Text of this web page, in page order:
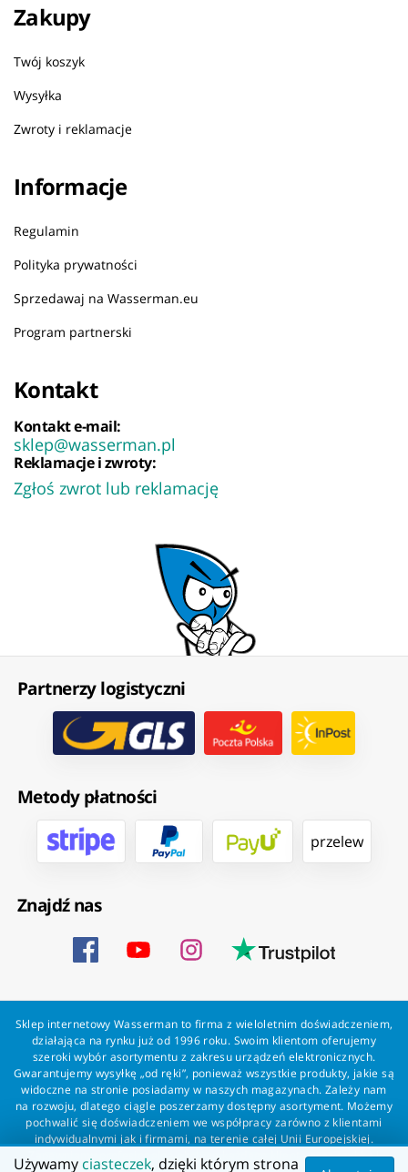
Zakupy
Twój koszyk
Wysyłka
Zwroty i reklamacje
Informacje
Regulamin
Polityka prywatności
Sprzedawaj na Wasserman.eu
Program partnerski
Kontakt
Kontakt e-mail:
sklep@wasserman.pl
Reklamacje i zwroty:
Zgłoś zwrot lub reklamację
Partnerzy logistyczni
Metody płatności
przelew
Znajdź nas
Sklep internetowy Wasserman to firma z wieloletnim doświadczeniem,
działająca na rynku już od 1996 roku. Swoim klientom oferujemy
szeroki wybór asortymentu z zakresu urządzeń elektronicznych.
Gwarantujemy wysyłkę „od ręki”, ponieważ wszystkie produkty, jakie są
widoczne na stronie posiadamy w naszych magazynach. Zależy nam
na rozwoju, dlatego ciągle poszerzamy dostępny asortyment. Możemy
pochwalić się doświadczeniem we współpracy zarówno z klientami
indywidualnymi jak i firmami, na terenie całej Unii Europejskiej.
Zapewniamy profesjonalną obsługę każdego klienta oraz szybką i
Używamy ciasteczek, dzięki którym strona